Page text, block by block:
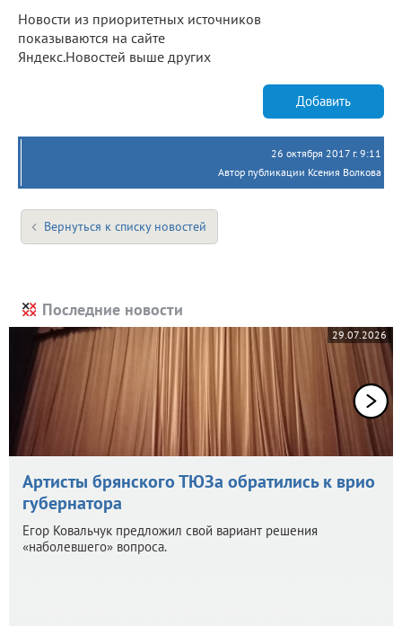
Новости из приоритетных источников
показываются на сайте
Яндекс.Новостей выше других
Добавить
26 октября 2017 г. 9:11
Автор публикации Ксения Волкова
Вернуться к списку новостей
Последние новости
29.07.2026
Артисты брянского ТЮЗа обратились к врио
губернатора
Егор Ковальчук предложил свой вариант решения
«наболевшего» вопроса.